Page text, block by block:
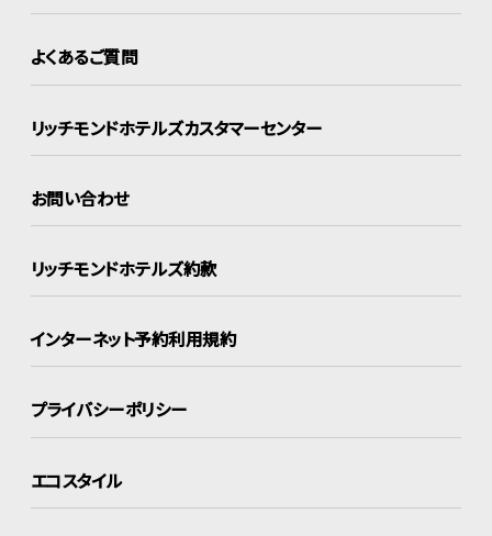
よくあるご質問
リッチモンドホテルズカスタマーセンター
お問い合わせ
リッチモンドホテルズ約款
インターネット予約利用規約
プライバシーポリシー
エコスタイル